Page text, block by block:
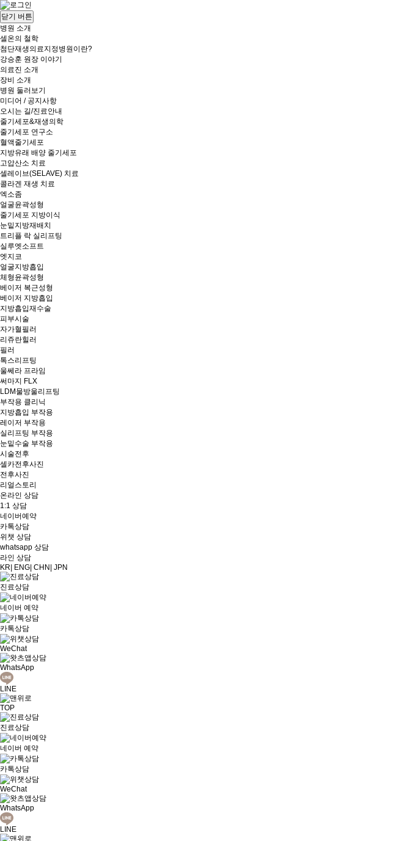
닫기 버튼
병원 소개
셀온의 철학
첨단재생의료지정병원이란?
강승훈 원장 이야기
의료진 소개
장비 소개
병원 둘러보기
미디어 / 공지사항
오시는 길/진료안내
줄기세포&재생의학
줄기세포 연구소
혈액줄기세포
지방유래 배양 줄기세포
고압산소 치료
셀레이브(SELAVE) 치료
콜라겐 재생 치료
엑소좀
얼굴윤곽성형
줄기세포 지방이식
눈밑지방재배치
트리플 락 실리프팅
실루엣소프트
엣지코
얼굴지방흡입
체형윤곽성형
베이저 복근성형
베이저 지방흡입
지방흡입재수술
피부시술
자가혈필러
리쥬란힐러
필러
톡스리프팅
울쎄라 프라임
써마지 FLX
LDM물방울리프팅
부작용 클리닉
지방흡입 부작용
레이저 부작용
실리프팅 부작용
눈밑수술 부작용
시술전후
셀카전후사진
전후사진
리얼스토리
온라인 상담
1:1 상담
네이버예약
카톡상담
위챗 상담
whatsapp 상담
라인 상담
KR
ENG CHN JPN
진료상담
네이버 예약
카톡상담
WeChat
WhatsApp
LINE
TOP
진료상담
네이버 예약
카톡상담
WeChat
WhatsApp
LINE